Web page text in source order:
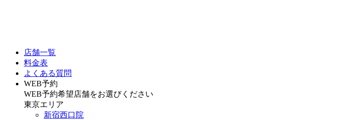
店舗一覧
料金表
よくある質問
WEB予約
WEB予約希望店舗をお選びください
東京エリア
新宿西口院